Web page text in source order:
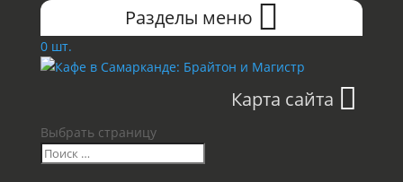
Разделы меню
0 шт.
Карта сайта
Выбрать страницу